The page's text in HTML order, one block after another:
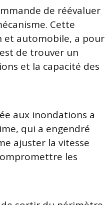
de réévaluer
Cette
et automobile, a pour
de trouver un
et la capacité des
aux inondations a
qui a engendré
ajuster la vitesse
les